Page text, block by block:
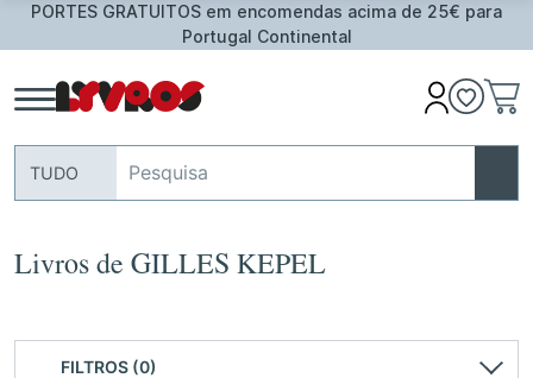
PORTES GRATUITOS em encomendas acima de 25€ para
Portugal Continental
TUDO
Livros de GILLES KEPEL
FILTROS (0)